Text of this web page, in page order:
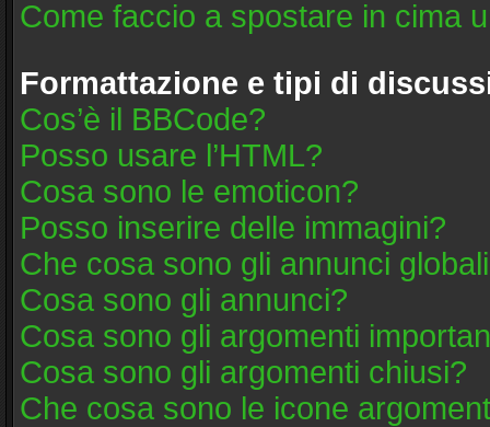
Come faccio a spostare in cima
Formattazione e tipi di
Cos’è il BBCode?
Posso usare l’HTML?
Cosa sono le emoticon?
Posso inserire delle immagini?
Che cosa sono gli annunci
Cosa sono gli annunci?
Cosa sono gli argomenti
Cosa sono gli argomenti chiusi?
Che cosa sono le icone